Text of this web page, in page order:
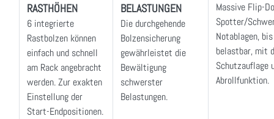
RASTHÖHEN
6 integrierte
Rastbolzen können
einfach und schnell
am Rack angebracht
werden. Zur exakten
Einstellung der
Start-Endpositionen.
BELASTUNGEN
Die durchgehende
Bolzensicherung
gewährleistet die
Bewältigung
schwerster
Belastungen.
Massive Flip-
Spotter/
Notablagen,
belastbar, mit
Schutzauflage
Abrollfunktion.